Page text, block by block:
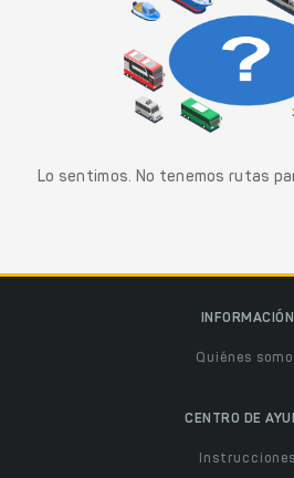
Lo sentimos. No tenemos rutas
INFORMACIÓN
Quiénes
CENTRO DE
Instrucciones